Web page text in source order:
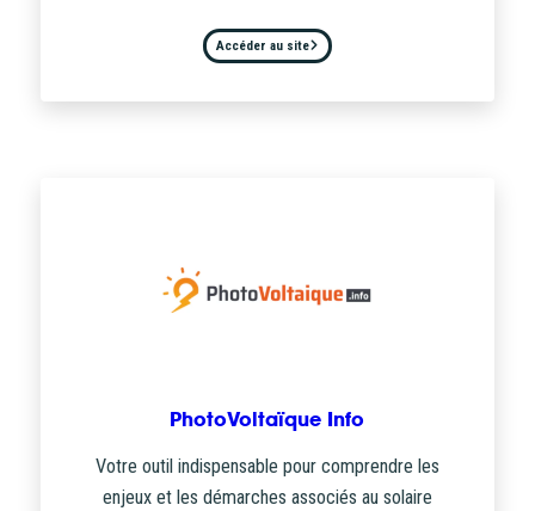
Accéder au site
PhotoVoltaïque Info
Votre outil indispensable pour comprendre les
enjeux et les démarches associés au solaire